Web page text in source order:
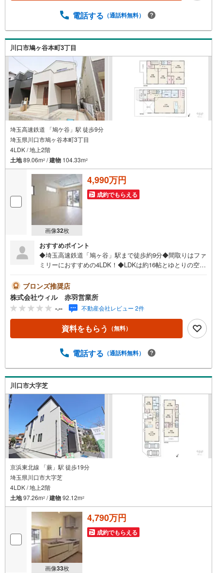
記時間はお電話が繋がりやすくなっております。お気軽に
よりご希望の日時をご記入いただけますとスムーズにご案
内が可能です。～住宅ローン～諸費用込融資や築年数の古
い物件のローンも得意としており、最適な銀行をご提案し
ます。～リフォーム～理想の間取り、テイストを作り上げ
られます！リフォームプランナーの同行も可能です。
電話する （通話料無料）
川口市鳩ヶ谷本町3丁目
埼玉高速鉄道 「鳩ケ谷」駅 徒歩9分
埼玉県川口市鳩ヶ谷本町3丁目
4LDK / 地上2階
土地89.06m2 /建物 104.33m2
画像32枚
4,990万円
成約でもらえる
おすすめポイント
◆埼玉高速鉄道「鳩ヶ谷」駅まで徒歩約9分◆間取りはファ
ミリーにおすすめの4LDK！◆LDKは約16帖とゆとりの空間
間を有効に使えます◆開放感をアップしてくれるカウンタ
ー付対面キッチン◆まとめ買いに心強いパントリーござい
ます！◆浴室暖房乾燥機付き！寒い季節のお風呂を快適
に！◆ウォークインクローゼットがあり収納スペースも豊
富！季節物もスッキリ片付きそうです！◆「鳩ヶ谷小学
校」まで徒歩約4分！子育て世帯にも嬉しい立地◆「セブン
～19:00】上記時間はお電話が繋がりやすくなっておりま
学予約ボタンよりご希望の日時をご記入いただけますとス
ムーズにご案内が可能です。～住宅ローン～諸費用込融資
や築年数の古い物件のローンも得意としており、最適な銀
行をご提案します。～リフォーム～理想の間取り、テイス
トを作り上げられます！リフォームプランナーの同行も可
能です。
ブロンズ推奨店
株式会社ウィル 赤羽営業所
-.-- 不動産会社レビュー 2件
資料をもらう （無料）
電話する （通話料無料）
川口市大字芝
京浜東北線 「蕨」駅 徒歩19分
埼玉県川口市大字芝
4LDK / 地上2階
土地97.26m2 /建物92.12m2
画像33枚
4,790万円
成約でもらえる